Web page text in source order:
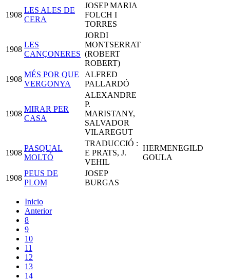
1908
LES ALES DE
CERA
JOSEP MARIA
FOLCH I
TORRES
1908
LES
CANÇONERES
JORDI
MONTSERRAT
(ROBERT
ROBERT)
1908
MÉS POR QUE
VERGONYA
ALFRED
PALLARDÓ
1908
MIRAR PER
CASA
ALEXANDRE
P.
MARISTANY,
SALVADOR
VILAREGUT
1908
PASQUAL
MOLTÓ
TRADUCCIÓ :
E PRATS, J.
VEHIL
HERMENEGILD
GOULA
1908
PEUS DE
PLOM
JOSEP
BURGAS
Inicio
Anterior
8
9
10
11
12
13
14